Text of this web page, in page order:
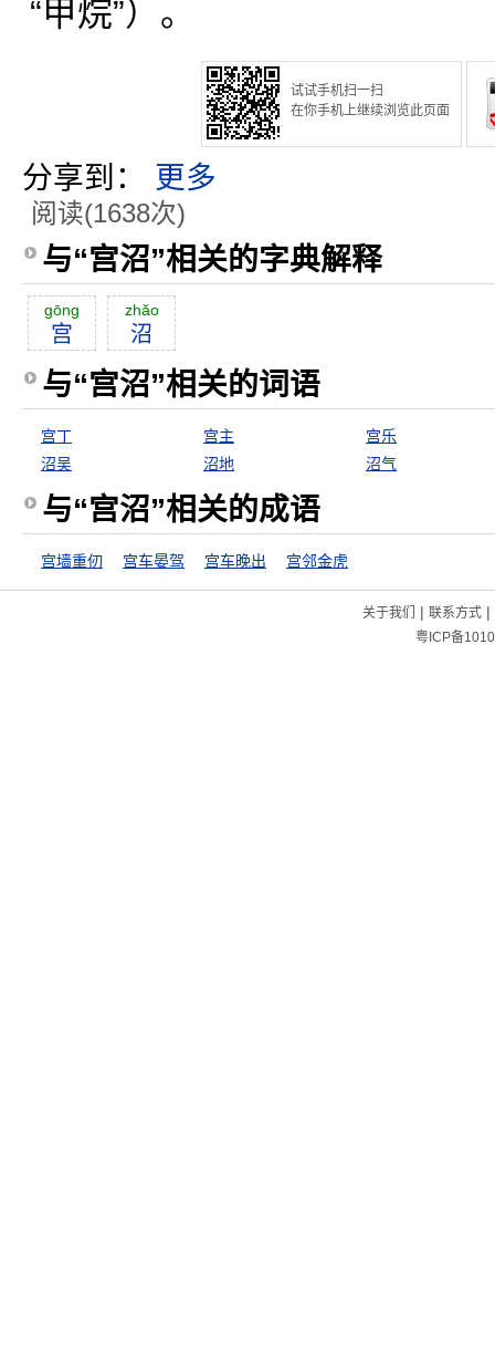
“甲烷”）。
试试手机扫一扫
在你手机上继续浏览此页面
分享到： 更多
阅读(1638次)
与“宫沼”相关的字典解释
gōng
宫
zhăo
沼
与“宫沼”相关的词语
宫丁 宫主
宫乐
沼吴
沼地 沼气
与“宫沼”相关的成语
宫墙重仞 宫车晏驾 宫车晚出 宫邻金虎
关于我们 | 联系方式|
粤ICP备